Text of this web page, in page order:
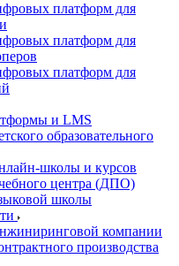
платформ для
платформ для
платформ для
и LMS
образовательного
школы и курсов
центра (ДПО)
школы
компании
производства